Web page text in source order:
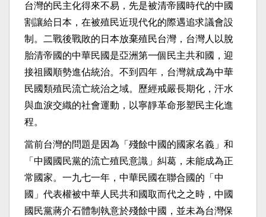
台灣的民主化得來不易，先是被清帝國時代的中國
割讓給日本，在被殖民近現代化的際遇追求議會設
制。二戰後戰敗的日本放棄殖民台灣，台灣人以脫
胎清帝國的中華民國是亞洲第一個民主共和國，迎
接祖國順勢進佔統治。不到四年，台灣就成為中華
民國類殖民流亡統治之域。歷經戒嚴長期化，汗水
與血淚交織的社會運動，以寧靜革命形塑民主化進
程。
當前台灣的問題是因為「殘餘中國的國家名義」和
「中國國民黨的流亡殖民意識」糾葛，未能成為正
常國家。一九七一年，中華民國在聯合國的「中
國」代表權被中華人民共和國取而代之之時，中國
國民黨蔣介石體制執意於殘餘中國，並未為台灣保